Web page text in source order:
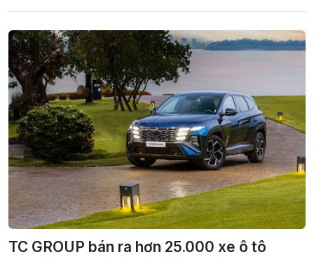
TC GROUP bán ra hơn 25.000 xe ô tô